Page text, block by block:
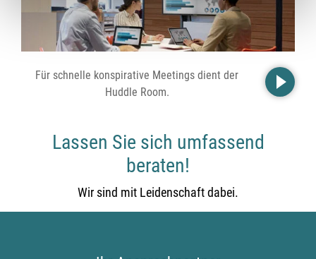
Für schnelle konspirative Meetings dient der
Huddle Room.
Lassen Sie sich umfassend
beraten!
Wir sind mit Leidenschaft dabei.